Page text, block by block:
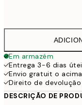
Em armazém
Entrega 3-6 dias
Envio gratuit o
Direito de
DESCRIÇÃO DE